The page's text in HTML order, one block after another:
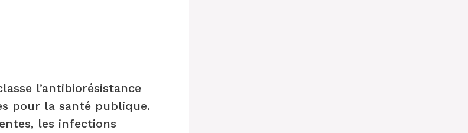
l’antibiorésistance
pour la santé publique.
les infections